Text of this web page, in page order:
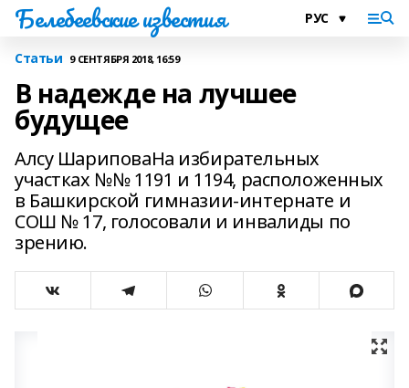
Белебеевские известия
Статьи 9 СЕНТЯБРЯ 2018, 16:59
В надежде на лучшее
будущее
Алсу ШариповаНа избирательных
участках №№ 1191 и 1194, расположенных
в Башкирской гимназии-интернате и
СОШ № 17, голосовали и инвалиды по
зрению.